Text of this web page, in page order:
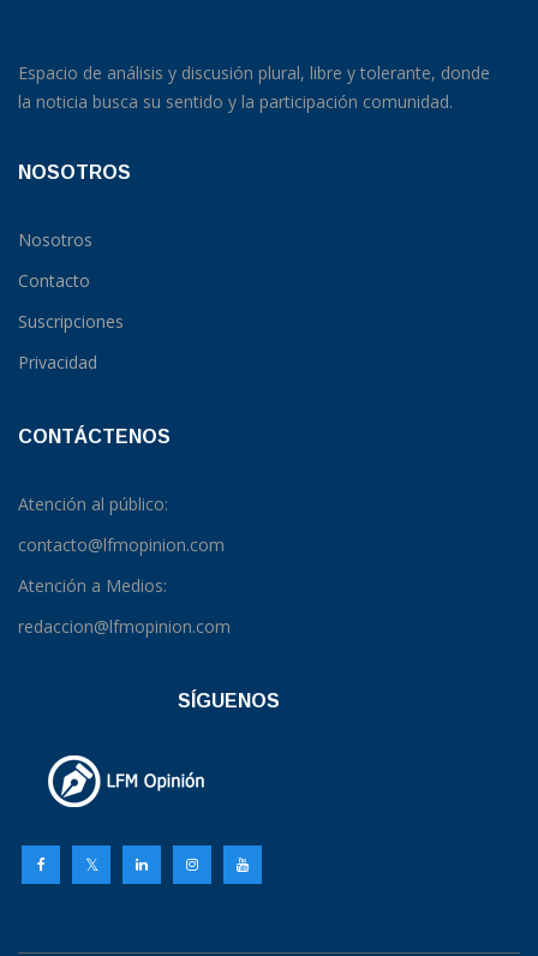
Espacio de análisis y discusión plural, libre y tolerante, donde
la noticia busca su sentido y la participación comunidad.
NOSOTROS
Nosotros
Contacto
Suscripciones
Privacidad
CONTÁCTENOS
Atención al público:
contacto@lfmopinion.com
Atención a Medios:
redaccion@lfmopinion.com
SÍGUENOS